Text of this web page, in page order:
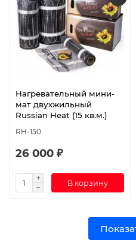
Нагревательный мини-
мат двухжильный
Russian Heat (15 кв.м.)
RH-150
26 000 ₽
В корзину